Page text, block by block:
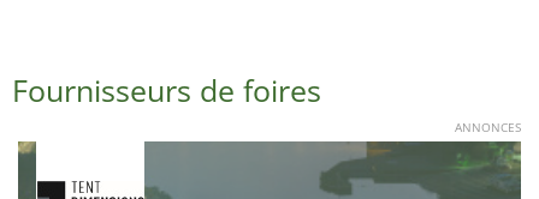
Fournisseurs de foires
ANNONCES